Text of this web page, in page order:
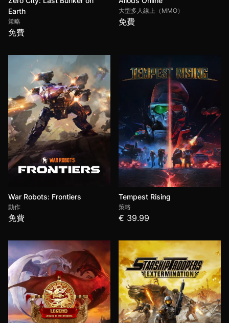
Earth
策略
免費
大型多人線上（MMO）
免費
War Robots: Frontiers
動作
免費
Tempest Rising
策略
€ 39.99